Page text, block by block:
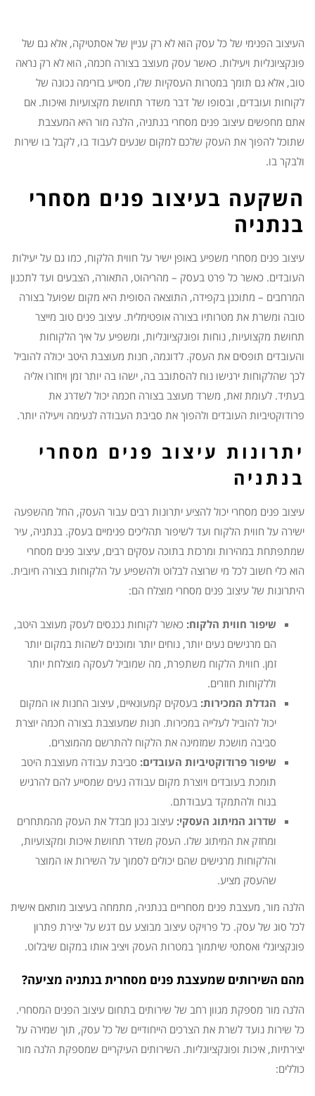
העיצוב הפנימי של כל עסק הוא לא רק עניין של אסתטיקה, אלא גם של
פונקציונליות ויעילות. כאשר עסק מעוצב בצורה חכמה, הוא לא רק נראה
טוב, אלא גם תומך במטרות העסקיות שלו, מסייע בזרימה נכונה של
לקוחות ועובדים, ובסופו של דבר משדר תחושת מקצועיות ואיכות. אם
אתם מחפשים עיצוב פנים מסחרי בנתניה, הלנה מור היא המעצבת
שתוכל להפוך את העסק שלכם למקום שנעים לעבוד בו, לקבל בו שירות
ולבקר בו.
השקעה בעיצוב פנים מסחרי
בנתניה
עיצוב פנים מסחרי משפיע באופן ישיר על חווית הלקוח, כמו גם על יעילות
העובדים. כאשר כל פרט בעסק – מהריהוט, התאורה, הצבעים ועד לתכנון
המרחבים – מתוכנן בקפידה, התוצאה הסופית היא מקום שפועל בצורה
טובה ומשרת את מטרותיו בצורה אופטימלית. עיצוב פנים טוב מייצר
תחושת מקצועיות, נוחות ופונקציונליות, ומשפיע על איך הלקוחות
והעובדים תופסים את העסק. לדוגמה, חנות מעוצבת היטב יכולה להוביל
לכך שהלקוחות ירגישו נוח להסתובב בה, ישהו בה יותר זמן ויחזרו אליה
בעתיד. לעומת זאת, משרד מעוצב בצורה חכמה יכול לשדרג את
פרודוקטיביות העובדים ולהפוך את סביבת העבודה לנעימה ויעילה יותר.
יתרונות עיצוב פנים מסחרי
בנתניה
עיצוב פנים מסחרי יכול להציע יתרונות רבים עבור העסק, החל מהשפעה
ישירה על חווית הלקוח ועד לשיפור תהליכים פנימיים בעסק. בנתניה, עיר
שמתפתחת במהירות ומרכזת בתוכה עסקים רבים, עיצוב פנים מסחרי
הוא כלי חשוב לכל מי שרוצה לבלוט ולהשפיע על הלקוחות בצורה חיובית.
היתרונות של עיצוב פנים מסחרי מוצלח הם:
שיפור חווית הלקוח: כאשר לקוחות נכנסים לעסק מעוצב היטב,
הם מרגישים נעים יותר, נוחים יותר ומוכנים לשהות במקום יותר
זמן. חווית הלקוח משתפרת, מה שמוביל לעסקה מוצלחת יותר
וללקוחות חוזרים.
הגדלת המכירות: בעסקים קמעונאיים, עיצוב החנות או המקום
יכול להוביל לעלייה במכירות. חנות שמעוצבת בצורה חכמה יוצרת
סביבה מושכת שמזמינה את הלקוח להתרשם מהמוצרים.
שיפור פרודוקטיביות העובדים: סביבת עבודה מעוצבת היטב
תומכת בעובדים ויוצרת מקום עבודה נעים שמסייע להם להרגיש
בנוח ולהתמקד בעבודתם.
שדרוג המיתוג העסקי: עיצוב נכון מבדל את העסק מהמתחרים
ומחזק את המיתוג שלו. העסק משדר תחושת איכות ומקצועיות,
והלקוחות מרגישים שהם יכולים לסמוך על השירות או המוצר
שהעסק מציע.
הלנה מור, מעצבת פנים מסחריים בנתניה, מתמחה בעיצוב מותאם אישית
לכל סוג של עסק. כל פרויקט עיצוב מבוצע עם דגש על יצירת פתרון
פונקציונלי ואסתטי שיתמוך במטרות העסק ויציב אותו במקום שיבלוט.
מהם השירותים שמעצבת פנים מסחרית בנתניה מציעה?
הלנה מור מספקת מגוון רחב של שירותים בתחום עיצוב הפנים המסחרי.
כל שירות נועד לשרת את הצרכים הייחודיים של כל עסק, תוך שמירה על
יצירתיות, איכות ופונקציונליות. השירותים העיקריים שמספקת הלנה מור
כוללים: